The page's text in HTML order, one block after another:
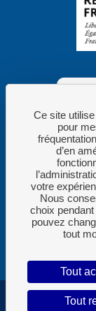
Ce site
pour
d’en
votre
Nous
choix
pouvez
tout
Tout
Tout